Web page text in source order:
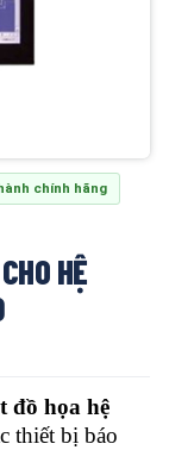
chính hãng
HỆ
đồ họa hệ
thiết bị báo